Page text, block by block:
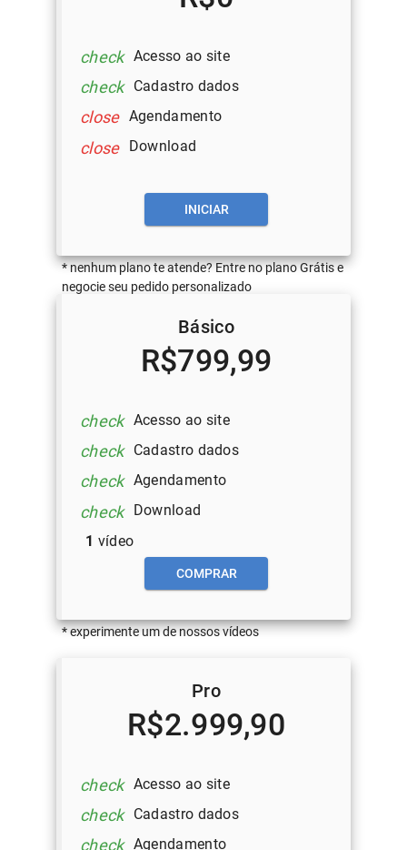
check Acesso ao site
check Cadastro dados
close Agendamento
close Download
INICIAR
* nenhum plano te atende? Entre no plano Grátis e
negocie seu pedido personalizado
Básico
R$799,99
check Acesso ao site
check Cadastro dados
check Agendamento
check
Download
1 vídeo
COMPRAR
* experimente um de nossos vídeos
Pro
R$2.999,90
check Acesso ao site
check Cadastro dados
check Agendamento